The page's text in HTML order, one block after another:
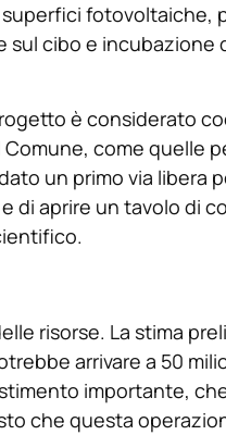
fotovoltaiche,
cibo e incubazione
è considerato
come quelle
un primo via libera
di aprire un tavolo di
risorse. La stima
arrivare a 50
importante,
che questa